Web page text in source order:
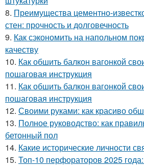
8. Преимущества цементно-
стен: прочность и долговечность
9. Как сэкономить на напольном
качеству
10. Как обшить балкон вагонкой
пошаговая инструкция
11. Как обшить балкон вагонкой
пошаговая инструкция
12. Своими руками: как красиво
13. Полное руководство: как
бетонный пол
14. Какие исторические личности
15. Топ-10 перфораторов 2025